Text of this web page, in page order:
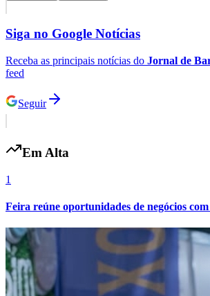
Santos
Siga no Google Notícias
Receba as principais notícias do Jornal de
feed
Seguir
Em Alta
1
Feira reúne oportunidades de negócios